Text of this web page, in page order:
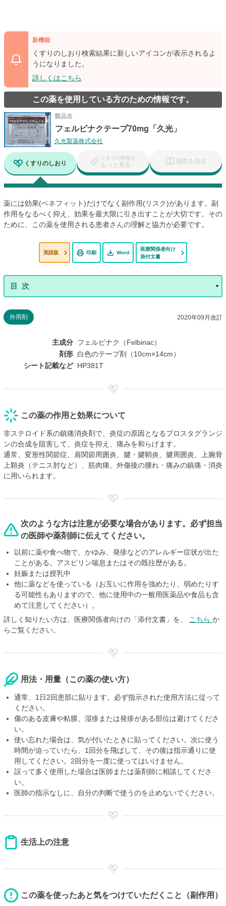
新機能
くすりのしおり検索結果に新しいアイコンが表示されるよ
うになりました。
詳しくはこちら
この薬を使用している方のための情報です。
製品名
フェルビナクテープ70mg「久光」
久光製薬株式会社
くすりのしおり
くすりの情報を
もっと見る 病気を知る
薬には効果(ベネフィット)だけでなく副作用(リスク)があります。副
作用をなるべく抑え、効果を最大限に引き出すことが大切です。その
ために、この薬を使用される患者さんの理解と協力が必要です。
英語版 印刷 Word
医療関係者向け
添付文書
外用剤 2020年09月改訂
主成分 フェルビナク（Felbinac）
剤形 白色のテープ剤（10cm×14cm）
シート記載など HP381T
この薬の作用と効果について
非ステロイド系の鎮痛消炎剤で、炎症の原因となるプロスタグランジ
ンの合成を阻害して、炎症を抑え、痛みを和らげます。
通常、変形性関節症、肩関節周囲炎、腱・腱鞘炎、腱周囲炎、上腕骨
上顆炎（テニス肘など）、筋肉痛、外傷後の腫れ・痛みの鎮痛・消炎
に用いられます。
次のような方は注意が必要な場合があります。必ず担当
の医師や薬剤師に伝えてください。
以前に薬や食べ物で、かゆみ、発疹などのアレルギー症状が出た
ことがある。アスピリン喘息またはその既往歴がある。
妊娠または授乳中
他に薬などを使っている（お互いに作用を強めたり、弱めたりす
る可能性もありますので、他に使用中の一般用医薬品や食品も含
めて注意してください）。
詳しく知りたい方は、医療関係者向けの「添付文書」を、
こちら か
らご覧ください。
用法・用量（この薬の使い方）
通常、1日2回患部に貼ります。必ず指示された使用方法に従って
ください。
傷のある皮膚や粘膜、湿疹または発疹がある部位は避けてくださ
い。
使い忘れた場合は、気が付いたときに貼ってください。次に使う
時間が迫っていたら、1回分を飛ばして、その後は指示通りに使
用してください。2回分を一度に使ってはいけません。
誤って多く使用した場合は医師または薬剤師に相談してくださ
い。
医師の指示なしに、自分の判断で使うのを止めないでください。
生活上の注意
この薬を使ったあと気をつけていただくこと（副作用）